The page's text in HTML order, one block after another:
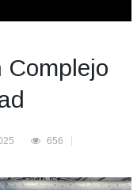
Complejo
656